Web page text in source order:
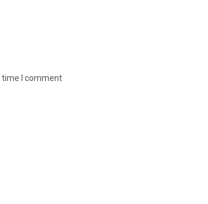
time I comment